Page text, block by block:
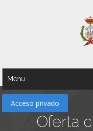
Menu
Acceso privado
Oferta